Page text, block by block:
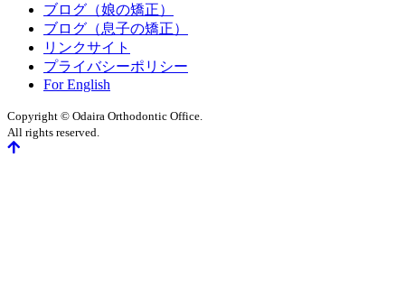
ブログ（娘の矯正）
ブログ（息子の矯正）
リンクサイト
プライバシーポリシー
For English
Copyright © Odaira Orthodontic Office.
All rights reserved.